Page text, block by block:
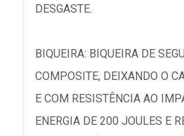
DESGASTE.
BIQUEIRA: BIQUEIRA DE
COMPOSITE, DEIXANDO O
E COM RESISTÊNCIA AO
ENERGIA DE 200 JOULES E